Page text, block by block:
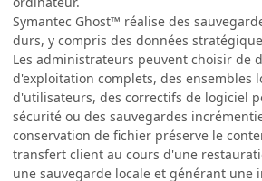
Symantec Ghost™ réalise des
durs, y compris des données
Les administrateurs peuvent choisir de
d'exploitation complets, des ensembles
d'utilisateurs, des correctifs de logiciel
sécurité ou des sauvegardes
conservation de fichier préserve le
transfert client au cours d'une
une sauvegarde locale et générant une